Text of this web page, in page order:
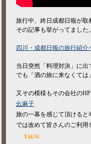
旅行中、終日成都日報が取
その記事も挙がってました。
四川・成都日報の旅行紹介
当日突然「料理対決」に
でも「酒の旅に来なくて
又その模様もその会社の
幺麻子
旅の一幕を感じて頂けると
では改めて皆さんのご利用
TAGS: